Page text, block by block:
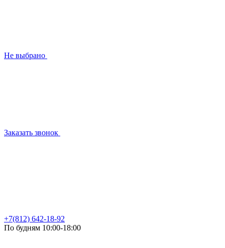
Не выбрано
Заказать звонок
+7(812) 642-18-92
По будням 10:00-18:00